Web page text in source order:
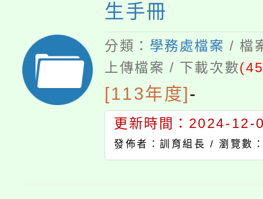
生手冊
分類： 學務處檔案 / 檔
上傳檔案 / 下載次數
[113年度]-
更新時間：2024-12-
發佈者：訓育組長 /瀏覽數